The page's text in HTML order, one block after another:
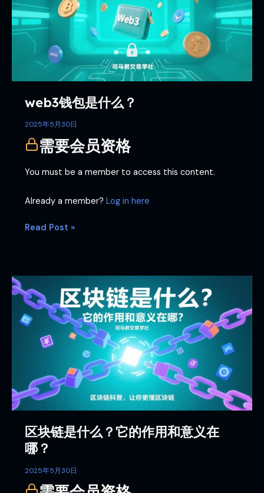
web3钱包是什么？
2025年5月30日
需要会员资格
You must be a member to access this content.
Already a member? Log in here
什
么？
Read Post »
区块链是什么？它的作用和意义在
哪？
2025年5月30日
块
链
是
么？
作
意
义
在
哪？